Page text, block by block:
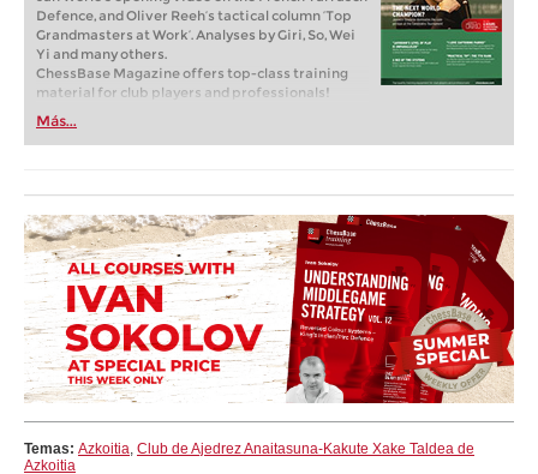
Defence, and Oliver Reeh’s tactical column ‘Top
Grandmasters at Work’. Analyses by Giri, So, Wei
Yi and many others.
ChessBase Magazine offers top-class training
material for club players and professionals!
World-class players analyse their finest games
and explain the ideas behind the moves. Opening
specialists present the latest trends in opening
techniques you need to become a successful
tournament player! Available as a download
(including the magazine as a PDF file) or as a
printed magazine with a download key sent by
post.
Included: CBM #231 as a “ChessBase Book” for
iPad, tablet, Mac etc.! At books.chessbase.com
Más...
Temas: Azkoitia Club de Ajedrez Anaitasuna-Kakute Xake Taldea de
Azkoitia